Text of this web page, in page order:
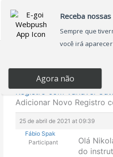
para
conteúdo
Home › Forums › Fórum
Science com Python de A
Registro com Variável
Adicionar Novo Registro
25 de abril de 2021 at 09:39
Fábio Spak
Participant
Olá
do